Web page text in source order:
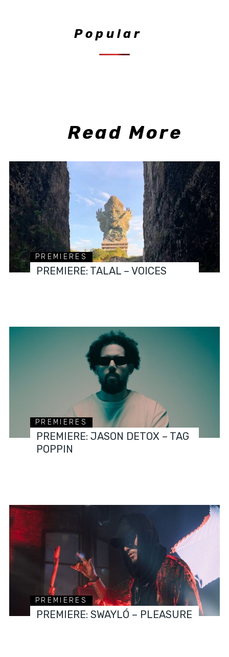
Popular
Read More
PREMIERES
PREMIERE: TALAL – VOICES
PREMIERES
PREMIERE: JASON DETOX – TAG
POPPIN
PREMIERES
PREMIERE: SWAYLÓ – PLEASURE